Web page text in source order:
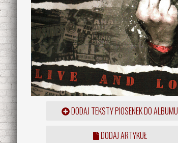
DODAJ TEKSTY PIOSENEK DO ALBUMU
DODAJ ARTYKUŁ